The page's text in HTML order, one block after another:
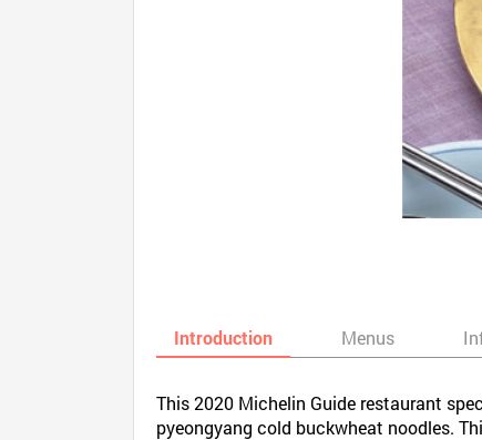
Introduction Menus
This 2020 Michelin Guide restaurant
pyeongyang cold buckwheat noodles.